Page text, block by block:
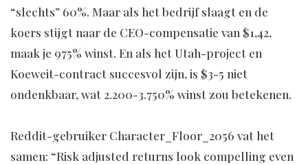
“slechts” 60%. Maar als het bedrijf slaagt en de
koers stijgt naar de CEO-compensatie van $1,42,
maak je 975% winst. En als het Utah-project en
Koeweit-contract succesvol zijn, is $3-5 niet
ondenkbaar, wat 2.200-3.750% winst zou betekenen.
Reddit-gebruiker Character_Floor_2056 vat het
samen: “Risk adjusted returns look compelling even